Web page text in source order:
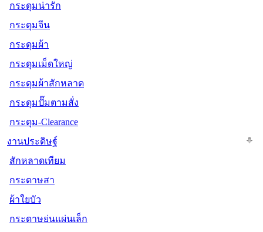
กระดุมน่ารัก
กระดุมจีน
กระดุมผ้า
กระดุมเม็ดใหญ่
กระดุมผ้าสักหลาด
กระดุมปั๊มตามสั่ง
กระดุม-Clearance
งานประดิษฐ์
สักหลาดเทียม
กระดาษสา
ผ้าใยบัว
กระดาษย่นแผ่นเล็ก